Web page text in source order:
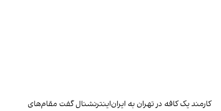
کارمند یک کافه در تهران به ایران‌اینترنشنال گفت مقام‌های